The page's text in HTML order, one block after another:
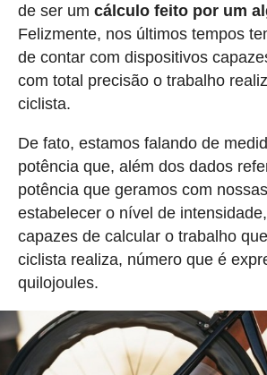
de ser um cálculo feito por um
Felizmente, nos últimos tempos
de contar com dispositivos
com total precisão o trabalho
ciclista.
De fato, estamos falando de
potência que, além dos dados
potência que geramos com
estabelecer o nível de
capazes de calcular o trabalho
ciclista realiza, número que é
quilojoules.